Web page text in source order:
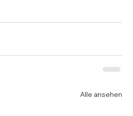
Alle ansehen